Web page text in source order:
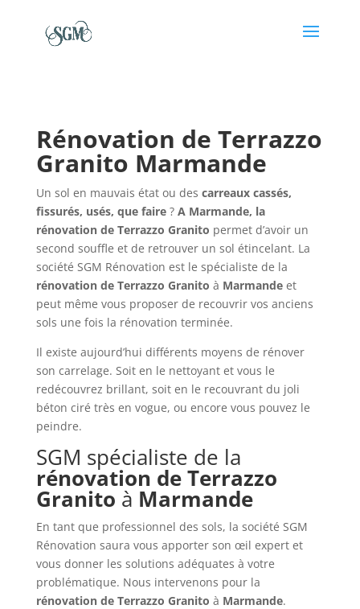
Rénovation de Terrazzo
Granito Marmande
Un sol en mauvais état ou des carreaux cassés,
fissurés, usés, que faire? A Marmande, la
rénovation de Terrazzo Granito permet d’avoir un
second souffle et de retrouver un sol étincelant. La
société SGM Rénovation est le spécialiste de la
rénovation de Terrazzo Granito à Marmandeet
peut même vous proposer de recouvrir vos anciens
sols une fois la rénovation terminée.
Il existe aujourd’hui différents moyens de rénover
son carrelage. Soit en le nettoyant et vous le
redécouvrez brillant, soit en le recouvrant du joli
béton ciré très en vogue, ou encore vous pouvez le
peindre.
SGM spécialiste de la
rénovation deTerrazzo
Granito à Marmande
En tant que professionnel des sols, la société SGM
Rénovation saura vous apporter son œil expert et
vous donner les solutions adéquates à votre
problématique. Nous intervenons pour la
rénovation de Terrazzo Granito à Marmande.